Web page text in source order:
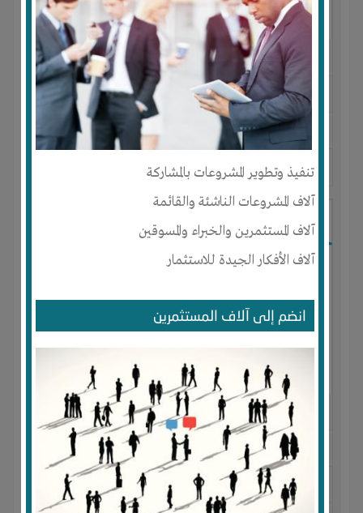
تنفيذ وتطوير المشروعات بالمشاركة
آلاف المشروعات الناشئة والقائمة
آلاف المستثمرين والخبراء والمسوقين
آلاف الأفكار الجيدة للاستثمار
انضم إلى آلاف المستثمرين
النوع : محل الملابس الجاهزة
العنوان :مصر-الجيزة-
يحتاج إلي :رأس المال
آخر نشاط :منذ 5 سنوات عدد الاعضاء : 1 الأعضاء
إعادة تدوير المطاط
النوع : اعاده تدوير
العنوان :مصر -المنوفية -مدينة السادات
يحتاج إلي : الخبرات -تسويق